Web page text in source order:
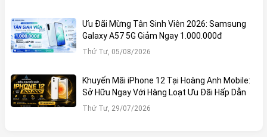
Ưu Đãi Mừng Tân Sinh Viên 2026: Samsung
Galaxy A57 5G Giảm Ngay 1.000.000đ
Thứ Tư, 05/08/2026
Khuyến Mãi iPhone 12 Tại Hoàng Anh Mobile:
Sở Hữu Ngay Với Hàng Loạt Ưu Đãi Hấp Dẫn
Thứ Tư, 29/07/2026